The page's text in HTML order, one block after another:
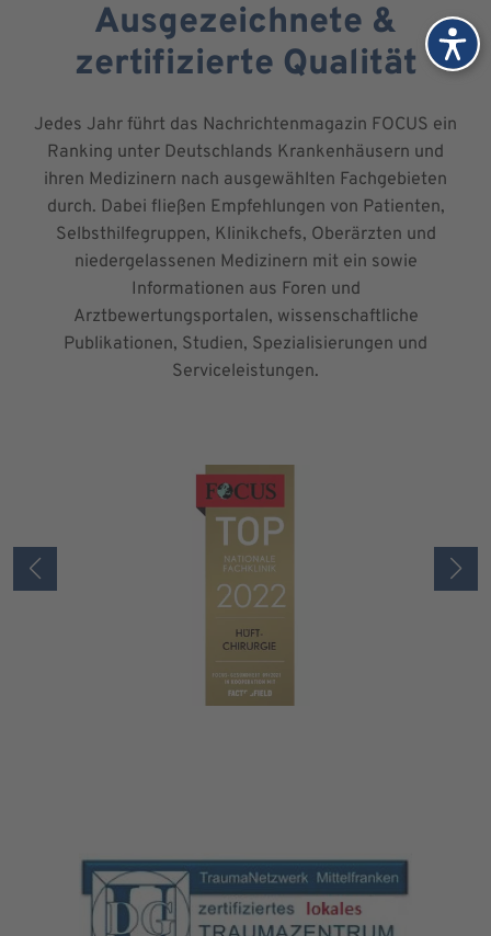
Ausgezeichnete &
zertifizierte Qualität
Jedes Jahr führt das Nachrichtenmagazin FOCUS ein
Ranking unter Deutschlands Krankenhäusern und
ihren Medizinern nach ausgewählten Fachgebieten
durch. Dabei fließen Empfehlungen von Patienten,
Selbsthilfegruppen, Klinikchefs, Oberärzten und
niedergelassenen Medizinern mit ein sowie
Informationen aus Foren und
Arztbewertungsportalen, wissenschaftliche
Publikationen, Studien, Spezialisierungen und
Serviceleistungen.